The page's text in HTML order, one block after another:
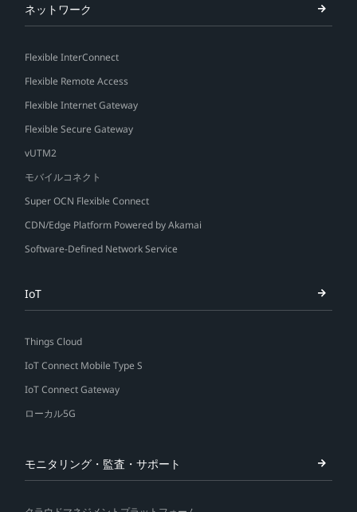
ネットワーク
Flexible InterConnect
Flexible Remote Access
Flexible Internet Gateway
Flexible Secure Gateway
vUTM2
モバイルコネクト
Super OCN Flexible Connect
CDN/Edge Platform Powered by Akamai
Software-Defined Network Service
IoT
Things Cloud
IoT Connect Mobile Type S
IoT Connect Gateway
ローカル5G
モニタリング・監査・サポート